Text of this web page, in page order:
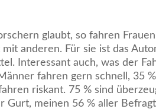
glaubt, so fahren
anderen. Für sie ist das
Interessant auch, was der
fahren gern schnell, 35
riskant. 75 % sind
Gurt, meinen 56 % aller